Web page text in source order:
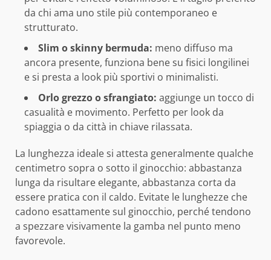
da chi ama uno stile più contemporaneo e
strutturato.
Slim o skinny bermuda: meno diffuso ma
ancora presente, funziona bene su fisici longilinei
e si presta a look più sportivi o minimalisti.
Orlo grezzo o sfrangiato: aggiunge un tocco di
casualità e movimento. Perfetto per look da
spiaggia o da città in chiave rilassata.
La lunghezza ideale si attesta generalmente qualche
centimetro sopra o sotto il ginocchio: abbastanza
lunga da risultare elegante, abbastanza corta da
essere pratica con il caldo. Evitate le lunghezze che
cadono esattamente sul ginocchio, perché tendono
a spezzare visivamente la gamba nel punto meno
favorevole.